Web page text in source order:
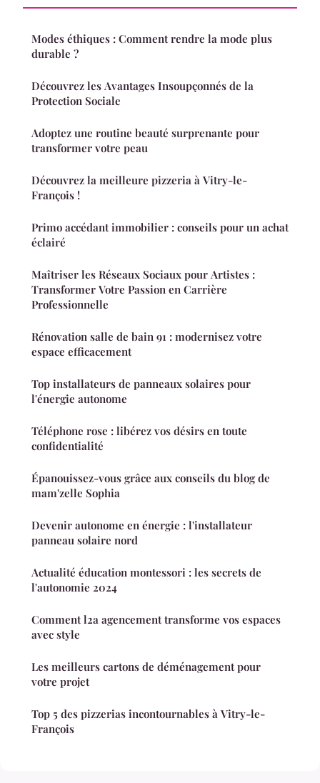
Modes éthiques : Comment rendre la mode plus
durable ?
Découvrez les Avantages Insoupçonnés de la
Protection Sociale
Adoptez une routine beauté surprenante pour
transformer votre peau
Découvrez la meilleure pizzeria à Vitry-le-
François !
Primo accédant immobilier : conseils pour un achat
éclairé
Maîtriser les Réseaux Sociaux pour Artistes :
Transformer Votre Passion en Carrière
Professionnelle
Rénovation salle de bain 91 : modernisez votre
espace efficacement
Top installateurs de panneaux solaires pour
l'énergie autonome
Téléphone rose : libérez vos désirs en toute
confidentialité
Épanouissez-vous grâce aux conseils du blog de
mam'zelle Sophia
Devenir autonome en énergie : l'installateur
panneau solaire nord
Actualité éducation montessori : les secrets de
l'autonomie 2024
Comment l2a agencement transforme vos espaces
avec style
Les meilleurs cartons de déménagement pour
votre projet
Top 5 des pizzerias incontournables à Vitry-le-
François